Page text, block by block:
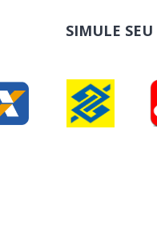
SIMULE SEU